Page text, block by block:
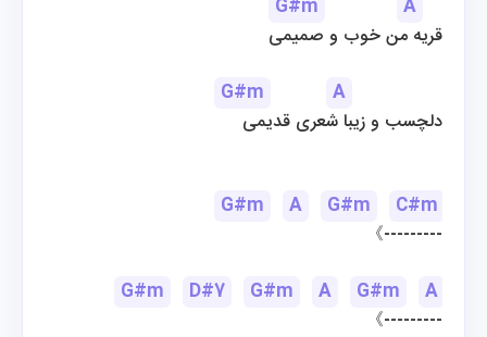
G#m
A
قریه من خوب و صمیمی
G#m
A
دلچسب و زیبا شعری قدیمی
G#m A G#m
C#m
《---------
G#m
D#7 G#m A G#m
A
《---------